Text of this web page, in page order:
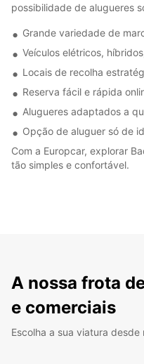
possibilidade de alugueres
Grande variedade de
Veículos elétricos,
Locais de recolha
Reserva fácil e rápida
Alugueres adaptados a
Opção de aluguer só de
Com a Europcar, explorar
tão simples e confortável.
A nossa frota
e comerciais
Escolha a sua viatura